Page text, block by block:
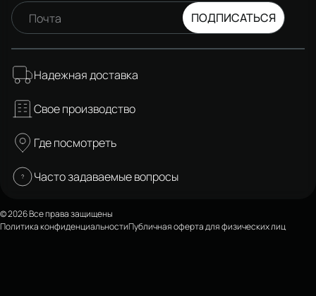
Почта ПОДПИСАТЬСЯ
Надежная доставка
Свое производство
Где посмотреть
Часто задаваемые вопросы
© 2026 Все права защищены
Политика конфиденциальностиПубличная оферта для физических лиц